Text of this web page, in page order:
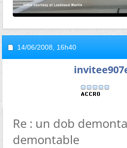
14/06/2008, 16h40
Re : un dob
demontable